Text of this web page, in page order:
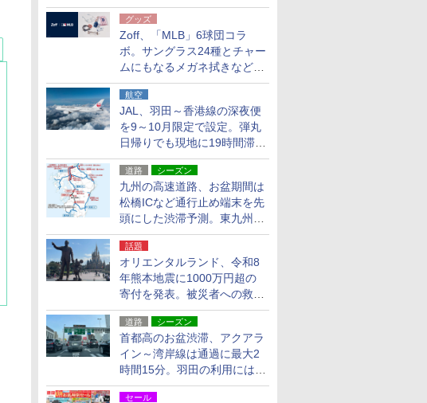
分、えきねっと限定
グッズ
Zoff、「MLB」6球団コラ
ボ。サングラス24種とチャー
ムにもなるメガネ拭きなど雑
貨24種
航空
JAL、羽田～香港線の深夜便
を9～10月限定で設定。弾丸
日帰りでも現地に19時間滞在
できる
道路 シーズン
九州の高速道路、お盆期間は
松橋ICなど通行止め端末を先
頭にした渋滞予測。東九州道
への迂回は料金調整を実施
話題
オリエンタルランド、令和8
年熊本地震に1000万円超の
寄付を発表。被災者への救援
活動・復旧支援
道路 シーズン
首都高のお盆渋滞、アクアラ
イン～湾岸線は通過に最大2
時間15分。羽田の利用には
「空港西出口」の利用検討を
セール